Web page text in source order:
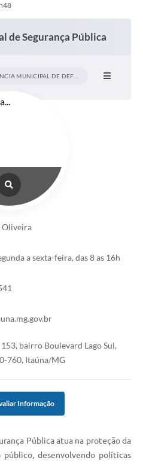
de Segurança Pública
Oliveira
a sexta-feira, das 8 as 16h
bairro Boulevard Lago Sul,
760, Itaúna/MG
Informação
Pública atua na proteção da
desenvolvendo políticas